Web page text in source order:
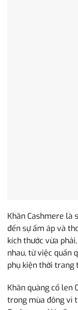
Khăn Cashmere là
đến sự ấm áp và
kích thước vừa
nhau, từ việc quấn
phụ kiện thời trang
Khăn quàng cổ len
trong mùa đông vì